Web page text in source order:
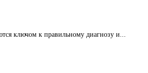
ключом к правильному диагнозу и...